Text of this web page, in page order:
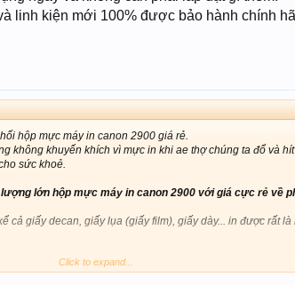
nhé:
linh kiện mới 100% được bảo hành chính
hộp mực máy in canon 2900 giá rẻ.
không khuyến khích vì mực in khi ae thợ chúng ta đổ và
sức khoẻ.
lớn hộp mực máy in canon 2900 với giá cực rẻ về
cả giấy decan, giấy lụa (giấy film), giấy dày... in được rất
kỹ thuật lên đổ mực, thì đổ xong in ra bị mờ bị xấu đổ mực
Click to expand...